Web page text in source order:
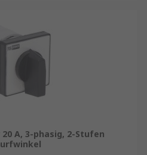
A, 3-phasig, 2-Stufen